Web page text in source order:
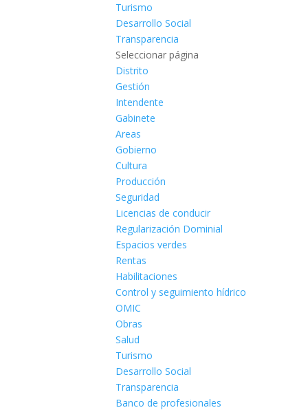
Turismo
Desarrollo Social
Transparencia
Seleccionar página
Distrito
Gestión
Intendente
Gabinete
Areas
Gobierno
Cultura
Producción
Seguridad
Licencias de conducir
Regularización Dominial
Espacios verdes
Rentas
Habilitaciones
Control y seguimiento hídrico
OMIC
Obras
Salud
Turismo
Desarrollo Social
Transparencia
Banco de profesionales